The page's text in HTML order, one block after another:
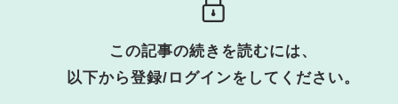
この記事の続きを読むには、
以下から登録/ログインをしてください。